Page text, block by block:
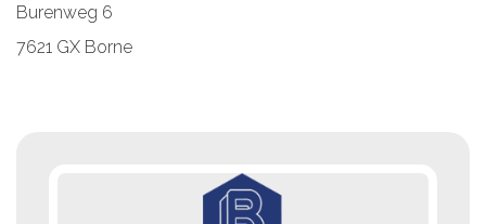
Burenweg 6
7621 GX Borne